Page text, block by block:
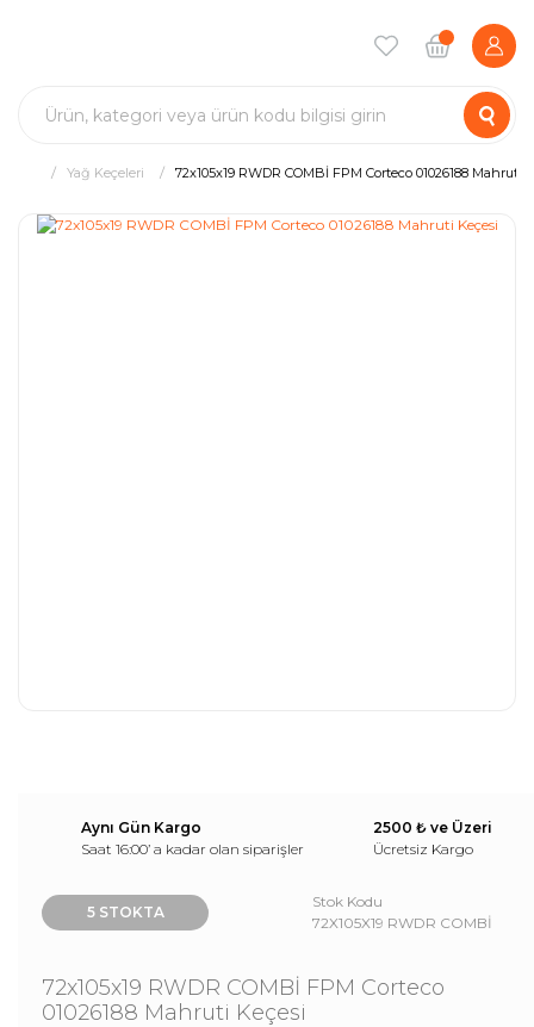
Yağ Keçeleri 72x105x19 RWDR COMBİ FPM Corteco 01026188 Mahruti
Aynı Gün Kargo
Saat 16:00’ a kadar olan siparişler
2500 ₺ ve Üzeri
Ücretsiz Kargo
5 STOKTA
Stok Kodu
72X105X19 RWDR COMBİ
72x105x19 RWDR COMBİ FPM Corteco
01026188 Mahruti Keçesi